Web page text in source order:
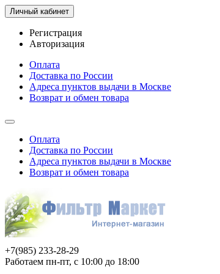
Личный кабинет
Регистрация
Авторизация
Оплата
Доставка по России
Адреса пунктов выдачи в Москве
Возврат и обмен товара
Оплата
Доставка по России
Адреса пунктов выдачи в Москве
Возврат и обмен товара
+7(985) 233-28-29
Работаем пн-пт, с 10:00 до 18:00